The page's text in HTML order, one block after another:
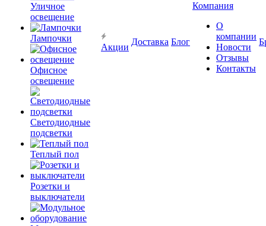
Уличное
освещение
Лампочки
Офисное
освещение
Светодиодные
подсветки
Теплый пол
Розетки и
выключатели
Акции
Доставка Блог
Компания
О
компании
Новости
Отзывы
Контакты